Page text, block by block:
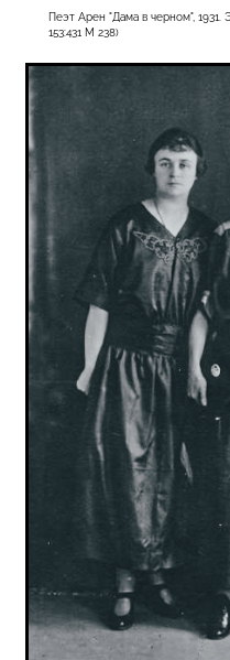
Пеэт Арен "Дама в черном", 1931.
153:431 M 238)